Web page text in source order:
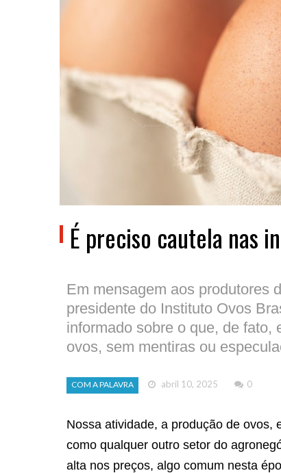
É preciso cautela nas
Em mensagem aos produtores
presidente do Instituto Ovos
informado sobre o que, de fato,
ovos, sem mentiras ou
COM A PALAVRA abril 10, 2025 0
Nossa atividade, a produção de ovos,
como qualquer outro setor do
alta nos preços, algo comum nesta